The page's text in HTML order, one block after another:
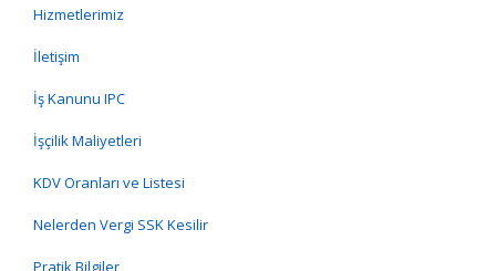
Hizmetlerimiz
İletişim
İş Kanunu IPC
İşçilik Maliyetleri
KDV Oranları ve Listesi
Nelerden Vergi SSK Kesilir
Pratik Bilgiler